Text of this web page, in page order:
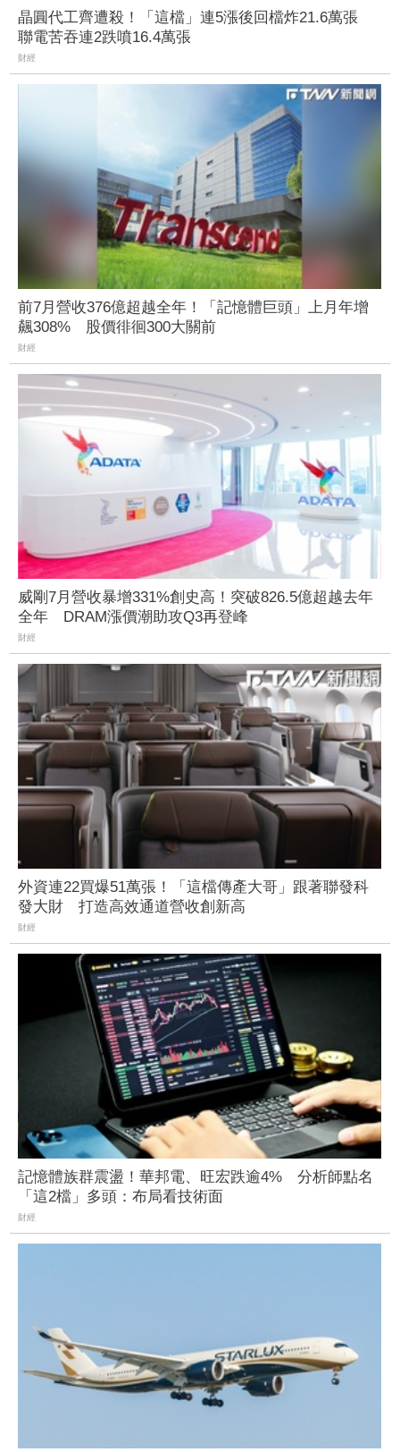
晶圓代工齊遭殺！「這檔」連5漲後回檔炸21.6萬張
聯電苦吞連2跌噴16.4萬張
財經
前7月營收376億超越全年！「記憶體巨頭」上月年增
飆308% 股價徘徊300大關前
財經
威剛7月營收暴增331%創史高！突破826.5億超越去年
全年 DRAM漲價潮助攻Q3再登峰
財經
外資連22買爆51萬張！「這檔傳產大哥」跟著聯發科
發大財 打造高效通道營收創新高
財經
記憶體族群震盪！華邦電、旺宏跌逾4% 分析師點名
「這2檔」多頭：布局看技術面
財經